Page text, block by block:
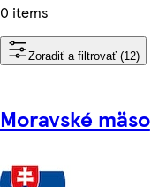
0 items
Zoradiť a filtrovať (12)
Moravské mäso